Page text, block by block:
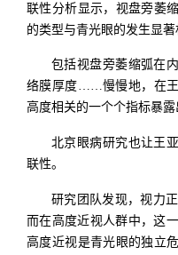
联性分析显示，视盘旁萎
的类型与青光眼的发生显著
包括视盘旁萎缩弧在
络膜厚度……慢慢地，在王
高度相关的一个个指标暴露
北京眼病研究也让王
联性。
研究团队发现，视力
而在高度近视人群中，这
高度近视是青光眼的独立